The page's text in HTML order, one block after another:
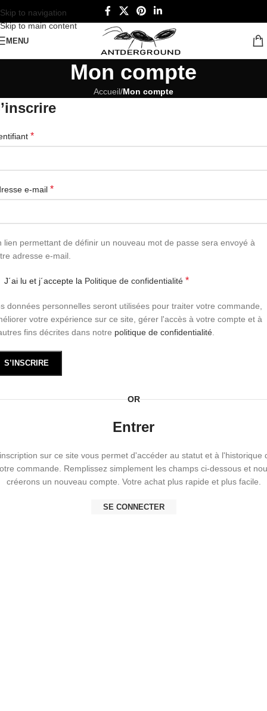
Skip to navigation
Skip to main content
MENU
Mon compte
Accueil/Mon compte
*
e-mail *
lien permettant de définir un nouveau mot de passe sera envoyé à
adresse e-mail.
J´ai lu et j´accepte la Politique de confidentialité *
données personnelles seront utilisées pour traiter votre commande,
votre expérience sur ce site, gérer l'accès à votre compte et à
fins décrites dans notre politique de confidentialité
S’INSCRIRE
OR
Entrer
sur ce site vous permet d'accéder au statut et à l'historique
commande. Remplissez simplement les champs ci-dessous et
créerons un nouveau compte. Votre achat plus rapide et plus facile.
SE CONNECTER